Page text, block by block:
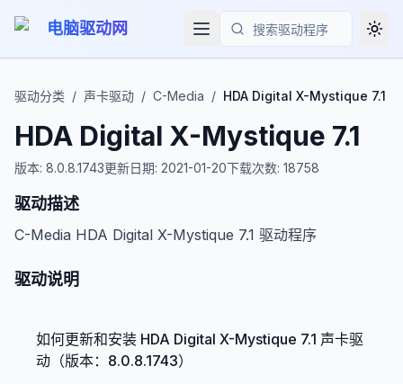
电脑驱动网
搜索
驱动分类 / 声卡驱动 / C-Media / HDA Digital X-Mystique 7.1
HDA Digital X-Mystique 7.1
版本: 8.0.8.1743更新日期: 2021-01-20下载次数: 18758
驱动描述
C-Media HDA Digital X-Mystique 7.1 驱动程序
驱动说明
如何更新和安装 HDA Digital X-Mystique 7.1 声卡驱
动（版本：8.0.8.1743）